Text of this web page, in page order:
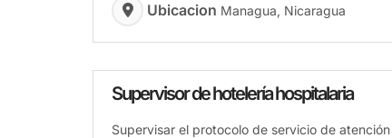
Ubicacion Managua, Nicaragua
Supervisor de hotelería hospitalaria
Supervisar el protocolo de servicio de